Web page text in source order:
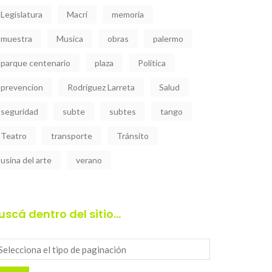
Legislatura Macri memoria
muestra Musica obras palermo
parque centenario plaza Politica
prevencion Rodriguez Larreta Salud
seguridad subte subtes tango
Teatro transporte Tránsito
usina del arte verano
dentro del sitio…